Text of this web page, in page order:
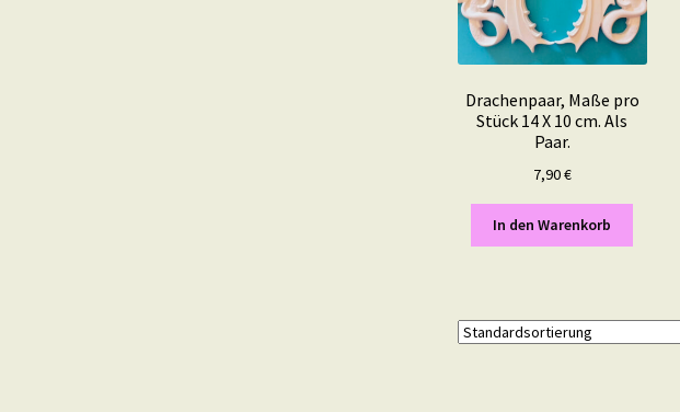
Drachenpaar, Maße pro
Stück 14 X 10 cm. Als
Paar.
7,90€
In den Warenkorb